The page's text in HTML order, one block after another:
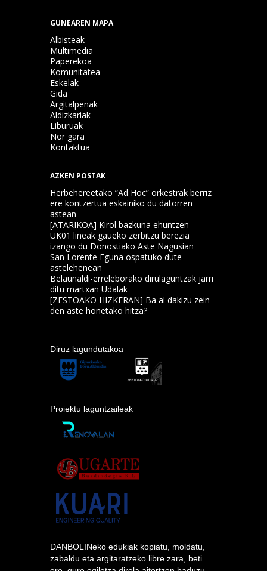
GUNEAREN MAPA
Albisteak
Multimedia
Paperekoa
Komunitatea
Eskelak
Gida
Argitalpenak
Aldizkariak
Liburuak
Nor gara
Kontaktua
AZKEN POSTAK
Herbehereetako “Ad Hoc” orkestrak berriz
ere kontzertua eskainiko du datorren
astean
[ATARIKOA] Kirol bazkuna ehuntzen
UK01 lineak gaueko zerbitzu berezia
izango du Donostiako Aste Nagusian
San Lorente Eguna ospatuko dute
astelehenean
Belaunaldi-erreleborako dirulaguntzak jarri
ditu martxan Udalak
[ZESTOAKO HIZKERAN] Ba al dakizu zein
den aste honetako hitza?
Diruz lagundutakoa
Proiektu laguntzaileak
DANBOLINeko edukiak kopiatu, moldatu,
zabaldu eta argitaratzeko libre zara, beti